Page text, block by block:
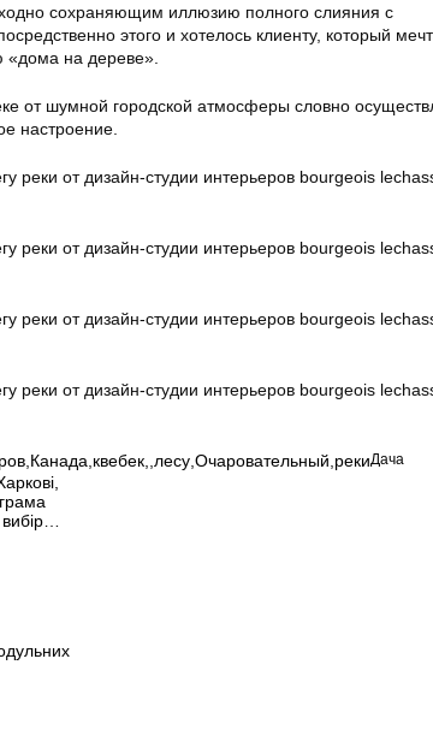
сохраняющим иллюзию полного слияния с
этого и хотелось клиенту, который
«дома на дереве».
от шумной городской атмосферы словно
настроение.
Канада квебек, лесу Очаровательный рекиДача